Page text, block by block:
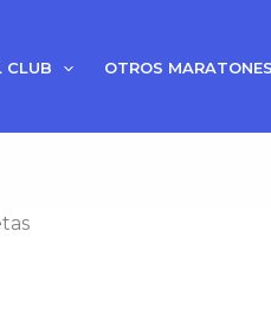
CLUB OTROS MARATONES
popularidad